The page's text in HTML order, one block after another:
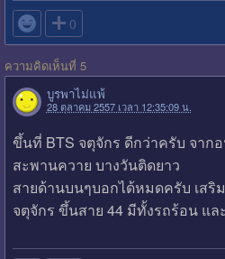
 0
ความคิดเห็นที่ 5
บูรพาไม่แพ้
28 ตุลาคม 2557 เวลา 12:35:09 น.
ขึ้นที่ BTS จตุจักร ดีกว่าครับ จาก
สะพานควาย บางวันติดยาว
สายด้านบนๆบอกได้หมดครับ เสริ
จตุจักร ขึ้นสาย 44 มีทั้งรถร้อน แล